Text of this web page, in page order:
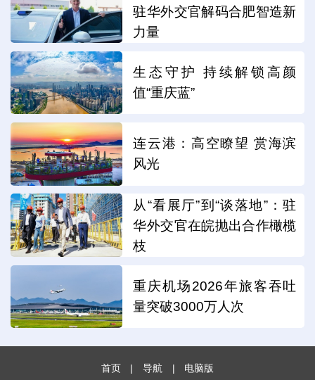
驻华外交官解码合肥智造新
力量
生态守护 持续解锁高颜
值“重庆蓝”
连云港：高空瞭望 赏海滨
风光
从“看展厅”到“谈落地”：驻
华外交官在皖抛出合作橄榄
枝
重庆机场2026年旅客吞吐
量突破3000万人次
首页 | 导航 | 电脑版